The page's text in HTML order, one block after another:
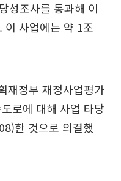
성조사를 통과해 이
이 사업에는 약 1조
재정부 재정사업평가
로에 대해 사업 타당
한 것으로 의결했